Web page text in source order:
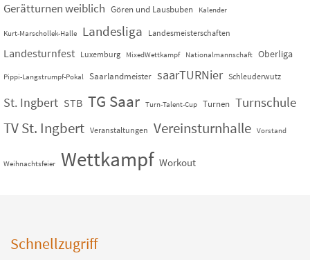
Gerätturnen weiblich Gören und Lausbuben Kalender
Kurt-Marschollek-Halle Landesliga Landesmeisterschaften
Landesturnfest Luxemburg MixedWettkampf Nationalmannschaft Oberliga
Pippi-Langstrumpf-Pokal Saarlandmeister saarTURNier Schleuderwutz
St. Ingbert STB TG Saar Turn-Talent-Cup Turnen Turnschule
TV St. Ingbert Veranstaltungen Vereinsturnhalle Vorstand
Weihnachtsfeier Wettkampf Workout
Schnellzugriff